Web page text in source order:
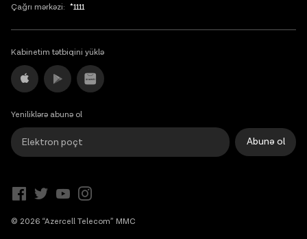
Çağrı mərkəzi: *1111
Kabinetim tətbiqini yüklə
Yeniliklərə abunə ol
Abunə ol
© 2026 “Azercell Telecom” MMC